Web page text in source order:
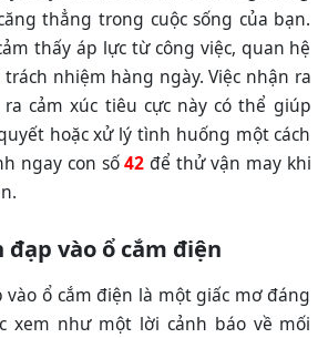
thẳng trong cuộc sống của bạn.
thấy áp lực từ công việc, quan hệ
trách nhiệm hàng ngày. Việc nhận ra
cảm xúc tiêu cực này có thể giúp
hoặc xử lý tình huống một cách
ngay con số42 để thử vận may khi
vào ổ cắm điện
ổ cắm điện là một giấc mơ đáng
xem như một lời cảnh báo về mối